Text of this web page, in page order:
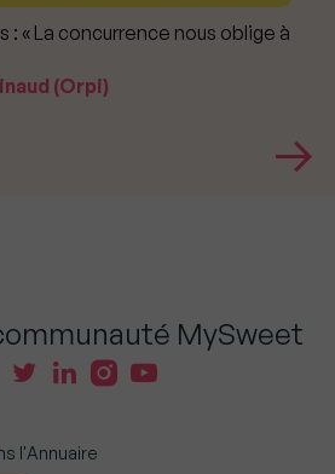
« La concurrence nous oblige à
(Orpi)
MySweet
l'Annuaire